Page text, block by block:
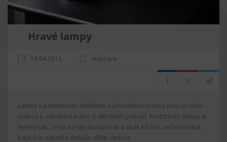
Hravé lampy
18.04.2015 inspirace
Lampy s pastelovým stínítkem s přírodními motivy jsou skvělou
volbou k zútulnění ložnic či dětských pokojů. Podstavec lampy je
řešený tak, že se na něj dá malovat a psát křídou. Je bezvadné,
když kus nábytku dokáže dělat radost.